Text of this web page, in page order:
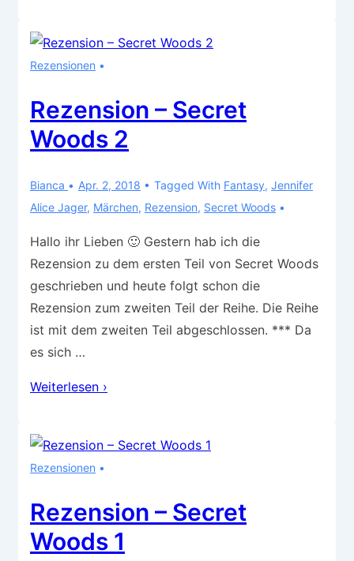
September
2018
Rezensionen
Rezension – Secret
Woods 2
Bianca Apr. 2, 2018 Tagged With Fantasy, Jennifer
Alice Jager, Märchen, Rezension, Secret Woods
Hallo ihr Lieben 🙂 Gestern hab ich die
Rezension zu dem ersten Teil von Secret Woods
geschrieben und heute folgt schon die
Rezension zum zweiten Teil der Reihe. Die Reihe
ist mit dem zweiten Teil abgeschlossen. *** Da
es sich …
Rezension
Woods
2
Weiterlesen ›
Rezensionen
Rezension – Secret
Woods 1